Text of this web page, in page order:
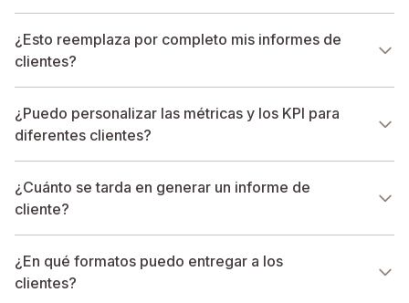
¿Esto reemplaza por completo mis informes de
clientes?
¿Puedo personalizar las métricas y los KPI para
diferentes clientes?
¿Cuánto se tarda en generar un informe de
cliente?
¿En qué formatos puedo entregar a los
clientes?